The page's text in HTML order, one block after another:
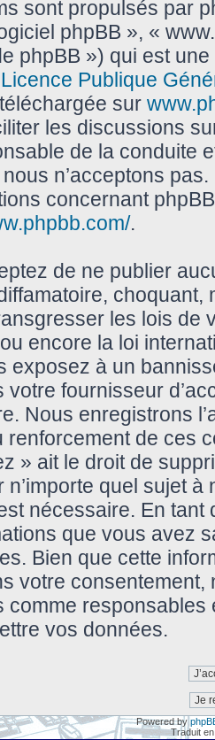
sont propulsés par
phpBB », «
phpBB ») qui est
Licence Publique
sur
les discussions
de la conduite
n’acceptons
concernant
.
de ne publier
choquant,
les lois de
encore la loi
exposez à un
votre fournisseur
Nous enregistrons
renforcement de ces
» ait le droit de
n’importe quel sujet à
nécessaire. En tant
que vous avez
Bien que cette
votre
comme
vos données.
Powered by
Traduit